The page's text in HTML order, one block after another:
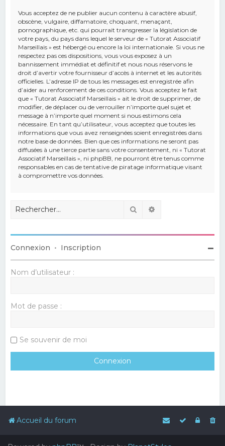
Vous acceptez de ne publier aucun contenu à caractère abusif,
obscène, vulgaire, diffamatoire, choquant, menaçant,
pornographique, etc. qui pourrait transgresser la législation de
votre pays, du pays dans lequel le serveur de « Tutorat Associatif
Marseillais » est hébergé ou encore la loi internationale. Si vous ne
respectez pas ces dispositions, vous vous exposez à un
bannissement immédiat et définitif et nous nous réservons le
droit d’avertir votre fournisseur d’accès à internet et les autorités
officielles. L’adresse IP de tous les messages est enregistrée afin
d’aider au renforcement de ces conditions. Vous acceptez le fait
que « Tutorat Associatif Marseillais » ait le droit de supprimer, de
modifier, de déplacer ou de verrouiller n’importe quel sujet et
message à n’importe quel moment si nous estimons cela
nécessaire. En tant qu’utilisateur, vous acceptez que toutes les
informations que vous avez renseignées soient enregistrées dans
notre base de données. Bien que ces informations ne seront pas
diffusées à une tierce partie sans votre consentement, ni « Tutorat
Associatif Marseillais », ni phpBB, ne pourront être tenus comme
responsables en cas de tentative de piratage informatique visant
à compromettre vos données.
Rechercher
Connexion • Inscription
Nom d’utilisateur :
Mot de passe :
Se souvenir de moi
Accueil du forum